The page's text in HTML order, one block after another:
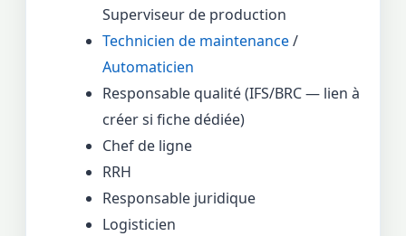
Superviseur de production
Technicien de maintenance/
Automaticien
Responsable qualité (IFS/BRC — lien à
créer si fiche dédiée)
Chef de ligne
RRH
Responsable juridique
Logisticien